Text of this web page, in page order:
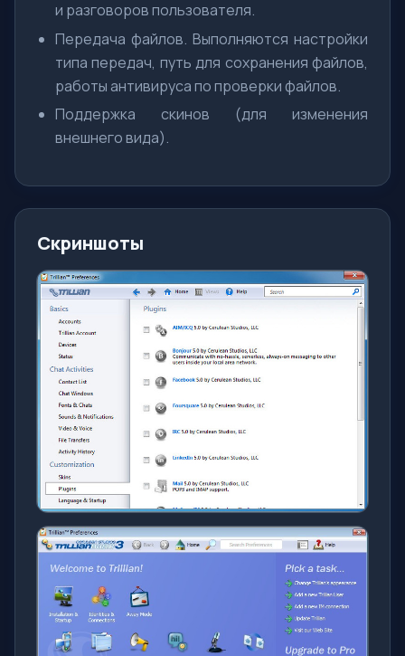
и разговоров пользователя.
Передача файлов. Выполняются настройки
типа передач, путь для сохранения файлов,
работы антивируса по проверки файлов.
Поддержка скинов (для изменения
внешнего вида).
Скриншоты